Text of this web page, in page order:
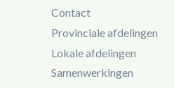
Contact
Provinciale afdelingen
Lokale afdelingen
Samenwerkingen